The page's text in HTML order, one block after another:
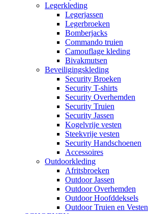
Legerkleding
Legerjassen
Legerbroeken
Bomberjacks
Commando truien
Camouflage kleding
Bivakmutsen
Beveiligingskleding
Security Broeken
Security T-shirts
Security Overhemden
Security Truien
Security Jassen
Kogelvrije vesten
Steekvrije vesten
Security Handschoenen
Accessoires
Outdoorkleding
Afritsbroeken
Outdoor Jassen
Outdoor Overhemden
Outdoor Hoofddeksels
Outdoor Truien en Vesten